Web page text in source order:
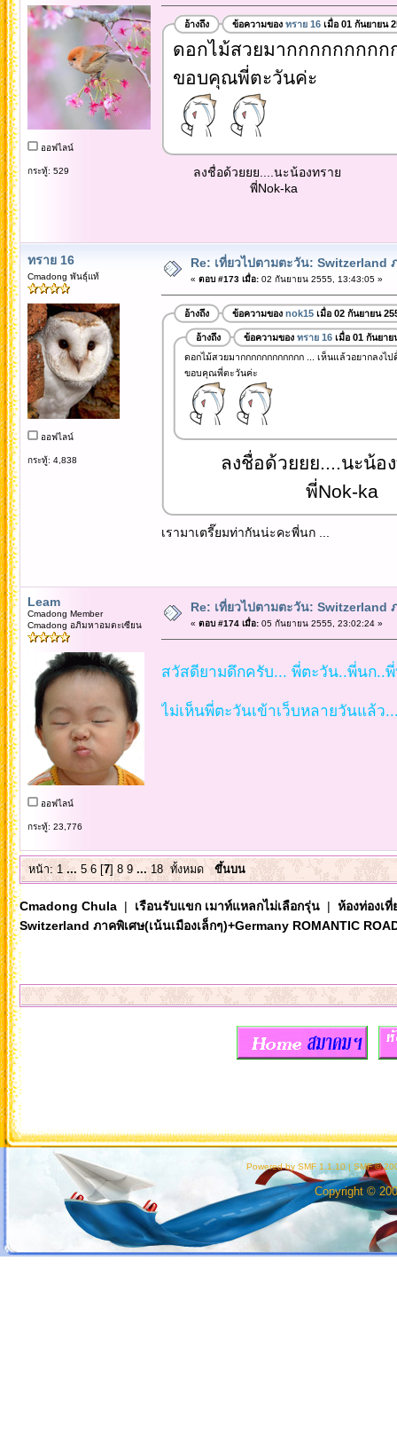
ออฟไลน์
กระทู้: 529
อ้างถึง ข้อความของ ทราย 16เมื่อ 01 กันยายน
ดอกไม้สวยมากกกกกกกกก
ขอบคุณพี่ตะวันค่ะ
ลงชื่อด้วยยย....นะน้องทราย
พี่Nok-ka
ทราย 16
Cmadong พันธุ์แท้
ออฟไลน์
กระทู้: 4,838
Re: เที่ยวไปตามตะวัน: Switzerland
« ตอบ #173 เมื่อ:02 กันยายน 2555, 13:43:05 »
อ้างถึง ข้อความของ nok15เมื่อ 02 กันยายน
อ้างถึง ข้อความของ ทราย 16เมื่อ 01 กันยาย
ดอกไม้สวยมากกกกกกกกกกกก ... เห็นแล้วอยากลงไ
ขอบคุณพี่ตะวันค่ะ
ลงชื่อด้วยยย....นะน้อง
พี่Nok-ka
เรามาเตรี๊ยมท่ากันน่ะคะพี่นก ...
Leam
Cmadong Member
Cmadong อภิมหาอมตะเซียน
ออฟไลน์
กระทู้: 23,776
Re: เที่ยวไปตามตะวัน: Switzerland
« ตอบ #174 เมื่อ:05 กันยายน 2555, 23:02:24 »
สวัสดียามดึกครับ... พี่ตะวัน..พี่นก..
ไม่เห็นพี่ตะวันเข้าเว็บหลายวันแล้ว
หน้า:1 ... 5 6[7] 8 9 ...18 ทั้งหมด ขึ้นบน
Cmadong Chula| เรือนรับแขก เมาท์แหลกไม่เลือกรุ่น| ห้องท่องเ
Switzerland ภาคพิเศษ(เน้นเมืองเล็กๆ)+Germany ROMANTIC
Powered by SMF 1.1.10 | SMF ©
Copyright ©